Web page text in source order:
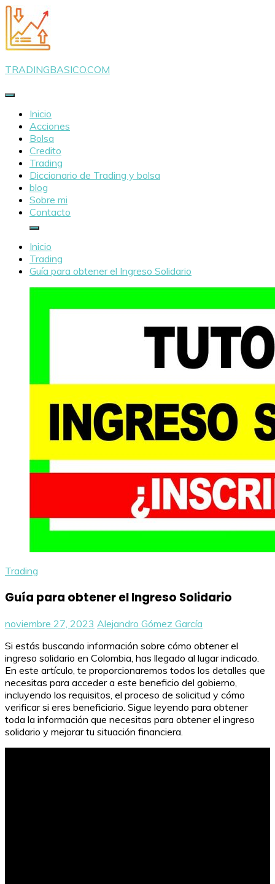
Saltar
al
contenido
TRADINGBASICO.COM
Inicio
Acciones
Bolsa
Credito
Trading
Diccionario de Trading y bolsa
blog
Sobre mi
Contacto
Inicio
Trading
Guía para obtener el Ingreso Solidario
Trading
Guía para obtener el Ingreso Solidario
noviembre 27, 2023 Alejandro Gómez García
Si estás buscando información sobre cómo obtener el
ingreso solidario en Colombia, has llegado al lugar indicado.
En este artículo, te proporcionaremos todos los detalles que
necesitas para acceder a este beneficio del gobierno,
incluyendo los requisitos, el proceso de solicitud y cómo
verificar si eres beneficiario. Sigue leyendo para obtener
toda la información que necesitas para obtener el ingreso
solidario y mejorar tu situación financiera.